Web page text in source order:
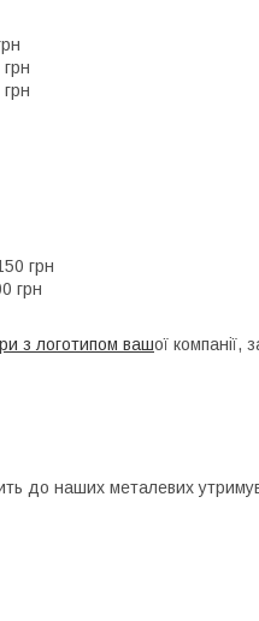
грн
грн
з логотипом вашої компанії,
до наших металевих